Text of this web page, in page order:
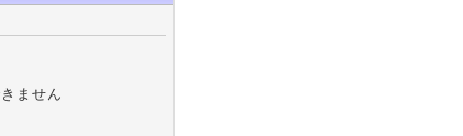
ません